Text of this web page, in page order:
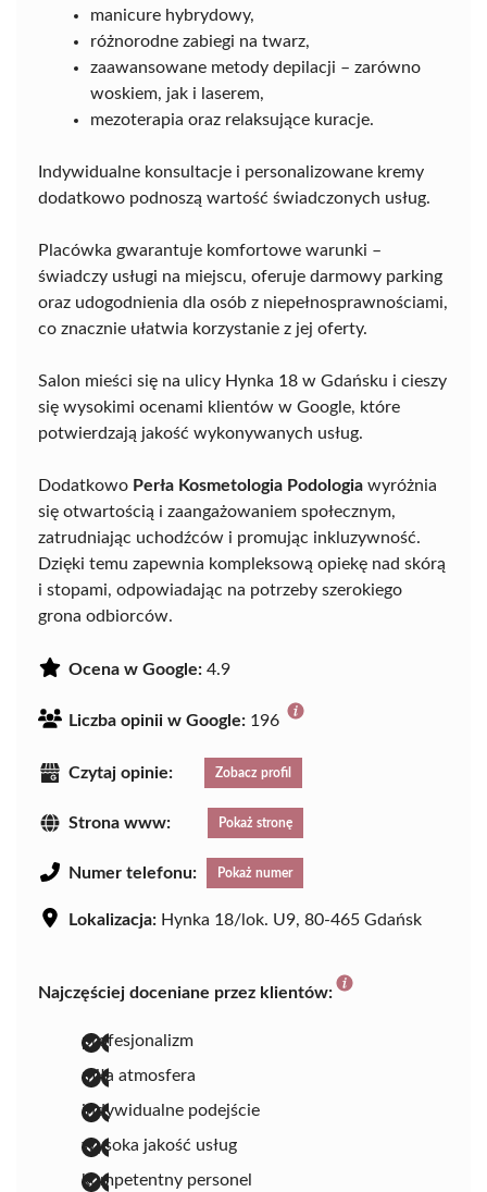
manicure hybrydowy,
różnorodne zabiegi na twarz,
zaawansowane metody depilacji – zarówno
woskiem, jak i laserem,
mezoterapia oraz relaksujące kuracje.
Indywidualne konsultacje i personalizowane kremy
dodatkowo podnoszą wartość świadczonych usług.
Placówka gwarantuje komfortowe warunki –
świadczy usługi na miejscu, oferuje darmowy parking
oraz udogodnienia dla osób z niepełnosprawnościami,
co znacznie ułatwia korzystanie z jej oferty.
Salon mieści się na ulicy Hynka 18 w Gdańsku i cieszy
się wysokimi ocenami klientów w Google, które
potwierdzają jakość wykonywanych usług.
Dodatkowo Perła Kosmetologia Podologia wyróżnia
się otwartością i zaangażowaniem społecznym,
zatrudniając uchodźców i promując inkluzywność.
Dzięki temu zapewnia kompleksową opiekę nad skórą
i stopami, odpowiadając na potrzeby szerokiego
grona odbiorców.
Ocena w Google: 4.9
Liczba opinii w Google: 196
Czytaj opinie: Zobacz profil
Strona www: Pokaż stronę
Numer telefonu: Pokaż numer
Lokalizacja: Hynka 18/lok. U9, 80-465 Gdańsk
Najczęściej doceniane przez klientów:
profesjonalizm
miła atmosfera
indywidualne podejście
wysoka jakość usług
kompetentny personel